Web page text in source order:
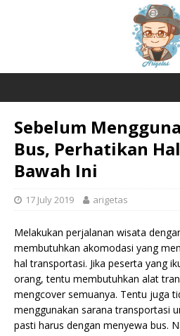
Sebelum
Bus, Perhatikan
Bawah Ini
17 July 2019 arigetas
Melakukan perjalanan wisata
membutuhkan akomodasi yang
hal transportasi. Jika peserta yang
orang, tentu membutuhkan alat
mengcover semuanya. Tentu juga
menggunakan sarana transportasi
pasti harus dengan menyewa bus.